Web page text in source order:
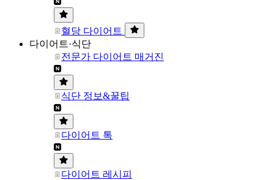
혈당 다이어트
다이어트·식단
전문가 다이어트 매거진
식단 정보&꿀팁
다이어트 톡
다이어트 레시피